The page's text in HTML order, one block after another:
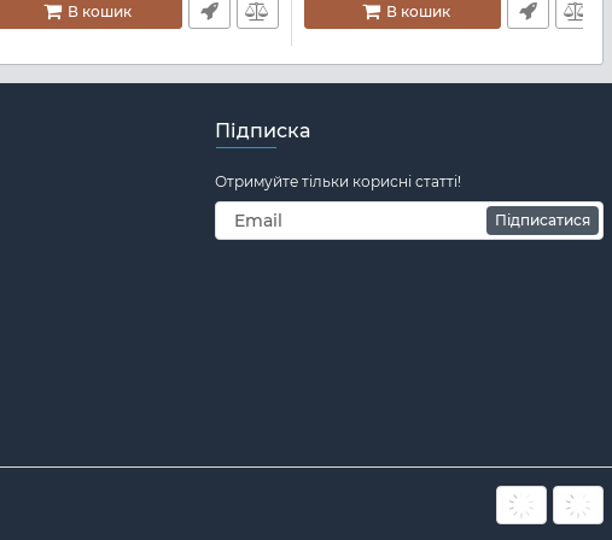
В кошик В кошик
Підписка
Отримуйте тільки корисні статті!
Підписатися